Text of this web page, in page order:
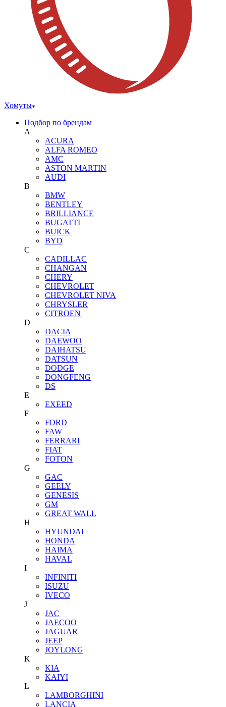
Хомуты
Подбор по брендам
A
ACURA
ALFA ROMEO
AMC
ASTON MARTIN
AUDI
B
BMW
BENTLEY
BRILLIANCE
BUGATTI
BUICK
BYD
C
CADILLAC
CHANGAN
CHERY
CHEVROLET
CHEVROLET NIVA
CHRYSLER
CITROEN
D
DACIA
DAEWOO
DAIHATSU
DATSUN
DODGE
DONGFENG
DS
E
EXEED
F
FORD
FAW
FERRARI
FIAT
FOTON
G
GAC
GEELY
GENESIS
GM
GREAT WALL
H
HYUNDAI
HONDA
HAIMA
HAVAL
I
INFINITI
ISUZU
IVECO
J
JAC
JAECOO
JAGUAR
JEEP
JOYLONG
K
KIA
KAIYI
L
LAMBORGHINI
LANCIA